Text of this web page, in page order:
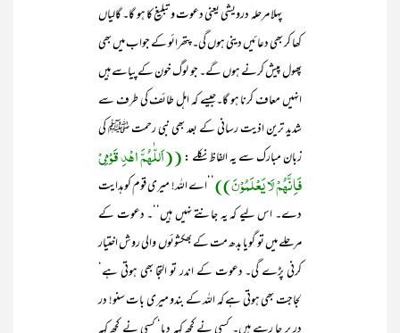
پہلا مرحلہ درویشی یعنی دعوت و تبلیغ کا ہو گا۔ گالیاں
کھا کر بھی دعائیں دینی ہوں گی۔ پتھرائو کے جواب میں بھی
پھول پیش کرنے ہوں گے۔ جو لوگ خون کے پیاسے ہیں
انہیں معاف کرنا ہو گا۔جیسے کہ اہل طائف کی طرف سے
شدید ترین اذیت رسانی کے بعد بھی نبی رحمت ﷺ کی
زبان مبارک سے یہ الفاظ نکلے :((اَللّٰھُمَّ اھْدِ قَوْمِیْ
فَاِنَّھُمْ لَا یَعْلَمُوْنَ)) ’’اے اللہ! میری قوم کو ہدایت
دے۔ اس لیے کہ یہ جانتے نہیں ہیں‘‘۔ دعوت کے
مرحلے میں تو گویا بدھ مت کے بھکشوئوں والی روش اختیار
کرنی پڑے گی۔ دعوت کے اندر تو التجا بھی ہوتی ہے‘
لجاجت بھی ہوتی ہے کہ اللہ کے بندو میری بات سنو! در